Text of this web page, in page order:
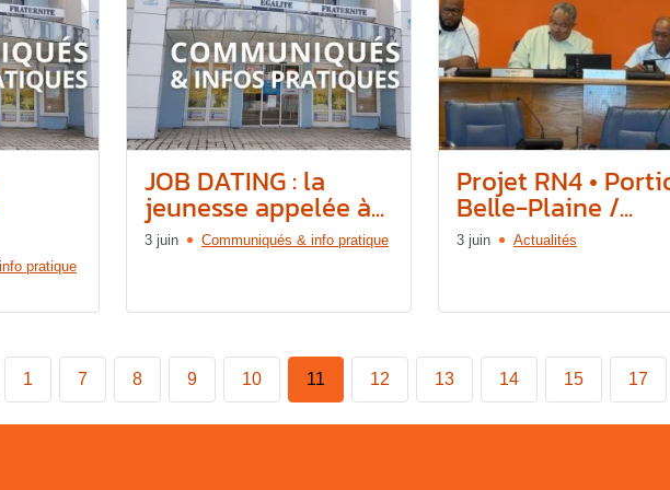
pratique
JOB DATING : la
jeunesse appelée à...
3 juin Communiqués & info pratique
Projet RN4 •
Belle-Plaine /...
3 juin Actualités
1 7 8 9 10 11 12 13 14 15 17